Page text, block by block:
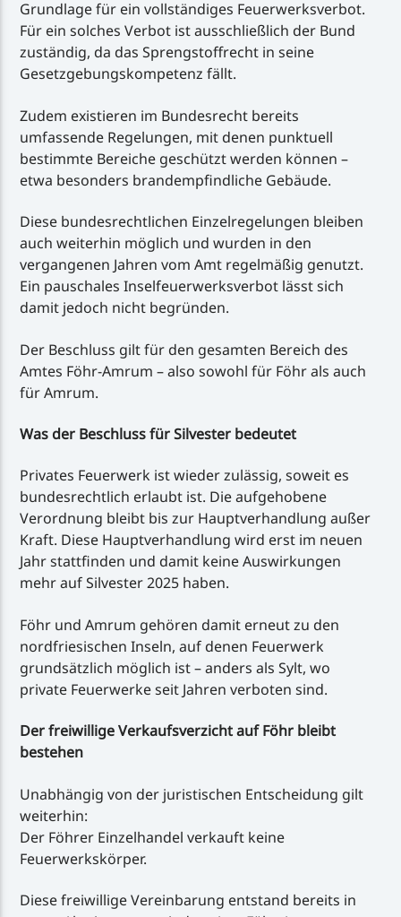
Grundlage für ein vollständiges Feuerwerksverbot.
Für ein solches Verbot ist ausschließlich der Bund
zuständig, da das Sprengstoffrecht in seine
Gesetzgebungskompetenz fällt.
Zudem existieren im Bundesrecht bereits
umfassende Regelungen, mit denen punktuell
bestimmte Bereiche geschützt werden können –
etwa besonders brandempfindliche Gebäude.
Diese bundesrechtlichen Einzelregelungen bleiben
auch weiterhin möglich und wurden in den
vergangenen Jahren vom Amt regelmäßig genutzt.
Ein pauschales Inselfeuerwerksverbot lässt sich
damit jedoch nicht begründen.
Der Beschluss gilt für den gesamten Bereich des
Amtes Föhr-Amrum – also sowohl für Föhr als auch
für Amrum.
Was der Beschluss für Silvester bedeutet
Privates Feuerwerk ist wieder zulässig, soweit es
bundesrechtlich erlaubt ist. Die aufgehobene
Verordnung bleibt bis zur Hauptverhandlung außer
Kraft. Diese Hauptverhandlung wird erst im neuen
Jahr stattfinden und damit keine Auswirkungen
mehr auf Silvester 2025 haben.
Föhr und Amrum gehören damit erneut zu den
nordfriesischen Inseln, auf denen Feuerwerk
grundsätzlich möglich ist – anders als Sylt, wo
private Feuerwerke seit Jahren verboten sind.
Der freiwillige Verkaufsverzicht auf Föhr bleibt
bestehen
Unabhängig von der juristischen Entscheidung gilt
weiterhin:
Der Föhrer Einzelhandel verkauft keine
Feuerwerkskörper.
Diese freiwillige Vereinbarung entstand bereits in